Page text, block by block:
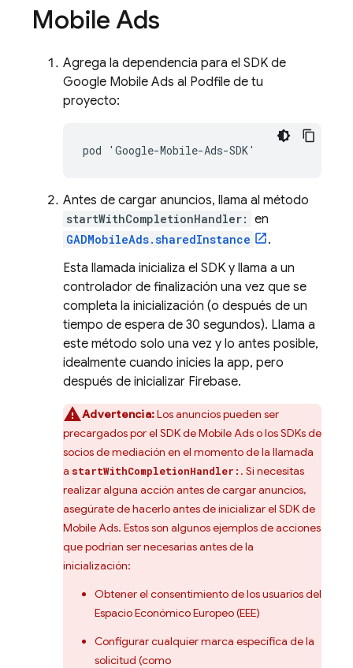
Mobile Ads
Agrega la dependencia para el SDK de
Google Mobile Ads al Podfile de tu
proyecto:
Antes de cargar anuncios, llama al método
startWithCompletionHandler: en
GADMobileAds.sharedInstance
.
Esta llamada inicializa el SDK y llama a un
controlador de finalización una vez que se
completa la inicialización (o después de un
tiempo de espera de 30 segundos). Llama a
este método solo una vez y lo antes posible,
idealmente cuando inicies la app, pero
después de inicializar Firebase.
Advertencia:Los anuncios pueden ser
precargados por el SDK deMobile Adso los SDKs de
socios de mediación en el momento de la llamada
a startWithCompletionHandler: . Si necesitas
realizar alguna acción antes de cargar anuncios,
asegúrate de hacerlo antes de inicializar el SDK de
Mobile Ads. Estos son algunos ejemplos de acciones
que podrían ser necesarias antes de la
inicialización:
Obtener el consentimiento de los usuarios del
Espacio Económico Europeo (EEE)
Configurar cualquier marca específica de la
solicitud (como